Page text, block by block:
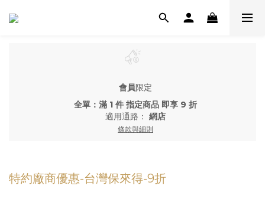
會員限定
全單：滿 1 件 指定商品 即享 9 折
適用通路： 網店
條款與細則
特約廠商優惠-台灣保來得-9折